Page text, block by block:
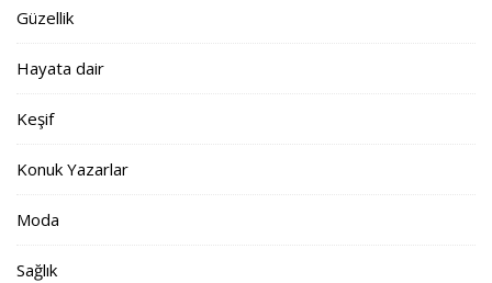
Güzellik
Hayata dair
Keşif
Konuk Yazarlar
Moda
Sağlık